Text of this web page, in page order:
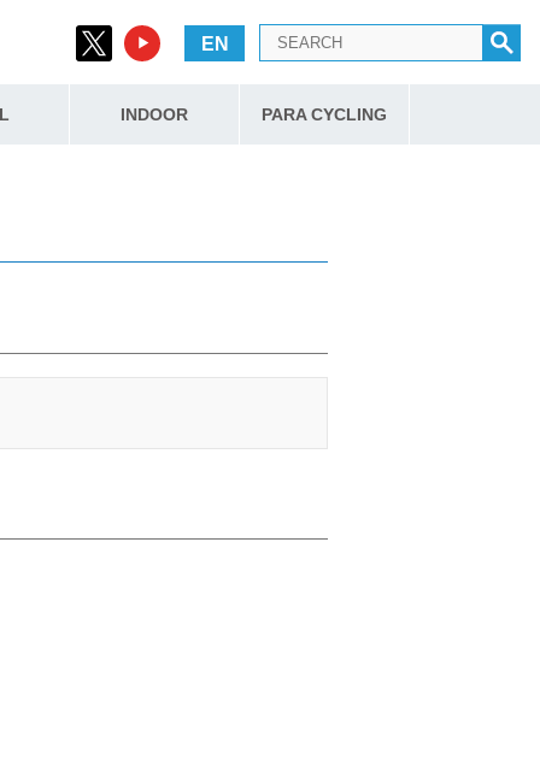
EN
INDOOR PARA CYCLING